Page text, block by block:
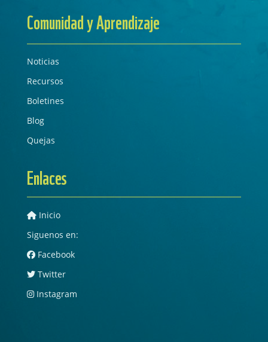
Comunidad y Aprendizaje
Noticias
Recursos
Boletines
Blog
Quejas
Enlaces
Inicio
Siguenos en:
Facebook
Twitter
Instagram